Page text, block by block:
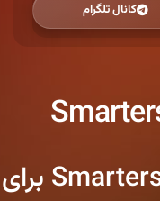
کانال تلگرام
خرید اکانت Smarters IPTV Pro برای